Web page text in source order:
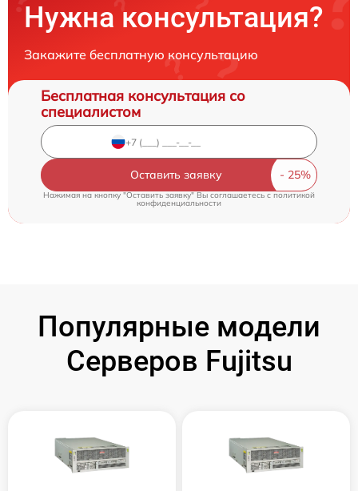
Нужна консультация?
Закажите бесплатную консультацию
Бесплатная консультация со
специалистом
Оставить заявку
Нажимая на кнопку "Оставить заявку" Вы соглашаетесь c политикой
конфиденциальности
Популярные модели
Серверов Fujitsu